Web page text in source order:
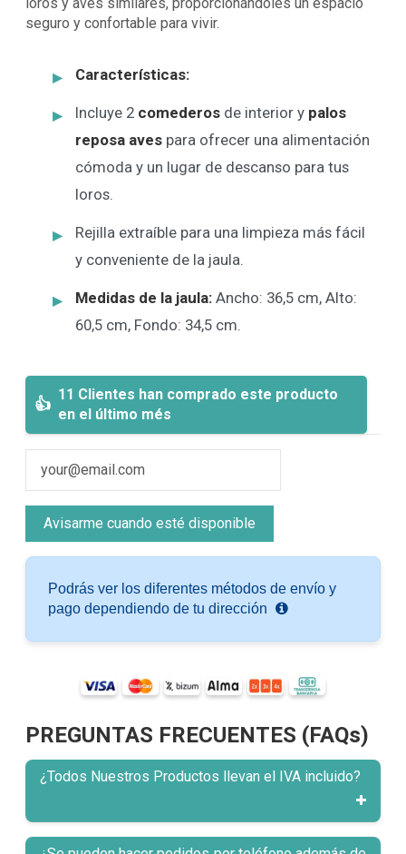
seguro y confortable para vivir.
Características:
Incluye 2 comederosde interior y palos
reposa avespara ofrecer una alimentación
cómoda y un lugar de descanso para tus
loros.
Rejilla extraíble para una limpieza más fácil
y conveniente de la jaula.
Medidas de la jaula:Ancho: 36,5 cm, Alto:
60,5 cm, Fondo: 34,5 cm.
11 Clientes han comprado este producto
en el último més
Podrás ver los diferentes métodos de envío y
pago dependiendo de tu dirección
PREGUNTAS FRECUENTES (FAQs)
¿Todos Nuestros Productos llevan el IVA incluido?